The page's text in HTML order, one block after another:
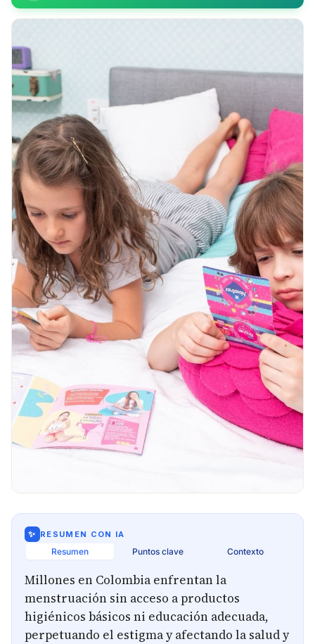
✨ RESUMEN CON IA
Resumen Puntos clave Contexto
Millones en Colombia enfrentan la
menstruación sin acceso a productos
higiénicos básicos ni educación adecuada,
perpetuando el estigma y afectando la salud y